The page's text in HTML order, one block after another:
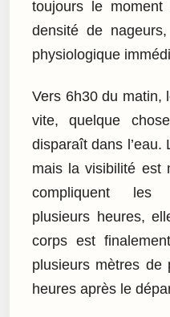
toujours le
densité de
physiologique
Vers 6h30 du matin,
vite, quelque
disparaît dans l’eau.
mais la visibilité est
compliquent les
plusieurs heures,
corps est
plusieurs mètres de
heures après le